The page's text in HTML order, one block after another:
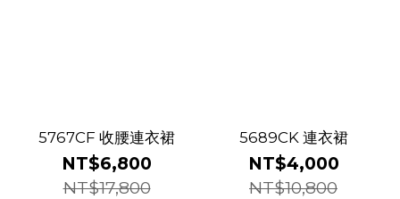
5767CF 收腰連衣裙
NT$6,800
NT$17,800
5689CK 連衣裙
NT$4,000
NT$10,800